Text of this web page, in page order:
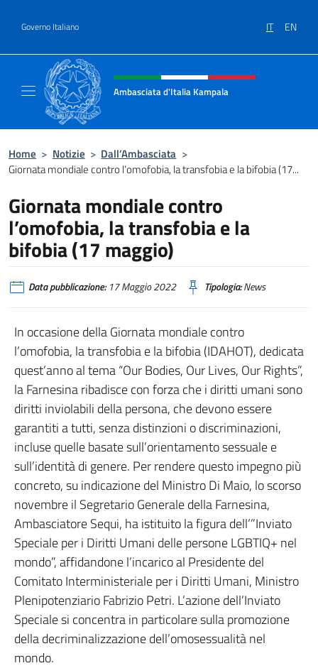
Governo Italiano IT EN
Intestazione sito, social e menù
Ambasciata d'Italia Kampala
Home > Notizie > Dall’Ambasciata >
Giornata mondiale contro l’omofobia, la transfobia e la bifobia (17...
Giornata mondiale contro
l’omofobia, la transfobia e la
bifobia (17 maggio)
Data pubblicazione:17 Maggio 2022 Tipologia:News
In occasione della Giornata mondiale contro
l’omofobia, la transfobia e la bifobia (IDAHOT), dedicata
quest’anno al tema “Our Bodies, Our Lives, Our Rights”,
la Farnesina ribadisce con forza che i diritti umani sono
diritti inviolabili della persona, che devono essere
garantiti a tutti, senza distinzioni o discriminazioni,
incluse quelle basate sull’orientamento sessuale e
sull’identità di genere. Per rendere questo impegno più
concreto, su indicazione del Ministro Di Maio, lo scorso
novembre il Segretario Generale della Farnesina,
Ambasciatore Sequi, ha istituito la figura dell’”Inviato
Speciale per i Diritti Umani delle persone LGBTIQ+ nel
mondo”, affidandone l’incarico al Presidente del
Comitato Interministeriale per i Diritti Umani, Ministro
Plenipotenziario Fabrizio Petri. L’azione dell’Inviato
Speciale si concentra in particolare sulla promozione
della decriminalizzazione dell’omosessualità nel
mondo.